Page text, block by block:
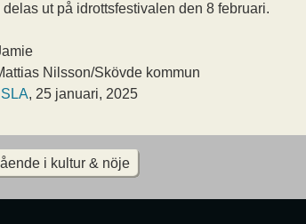
delas ut på idrottsfestivalen den 8 februari.
Nilsson/Skövde kommun
SLA, 25 januari, 2025
i kultur & nöje